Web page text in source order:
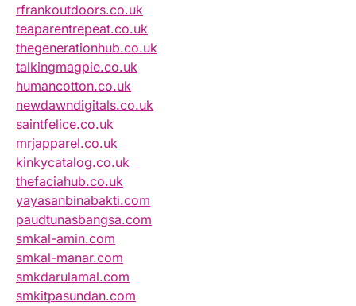
rfrankoutdoors.co.uk
teaparentrepeat.co.uk
thegenerationhub.co.uk
talkingmagpie.co.uk
humancotton.co.uk
newdawndigitals.co.uk
saintfelice.co.uk
mrjapparel.co.uk
kinkycatalog.co.uk
thefaciahub.co.uk
yayasanbinabakti.com
paudtunasbangsa.com
smkal-amin.com
smkal-manar.com
smkdarulamal.com
smkitpasundan.com